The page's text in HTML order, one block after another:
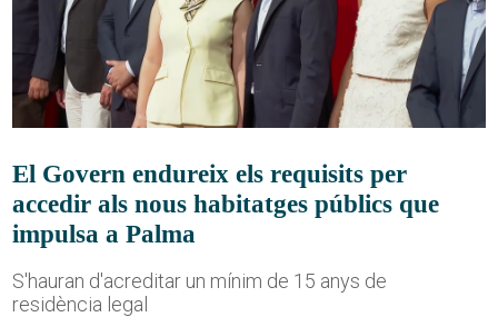
El Govern endureix els requisits per
accedir als nous habitatges públics que
impulsa a Palma
S'hauran d'acreditar un mínim de 15 anys de
residència legal